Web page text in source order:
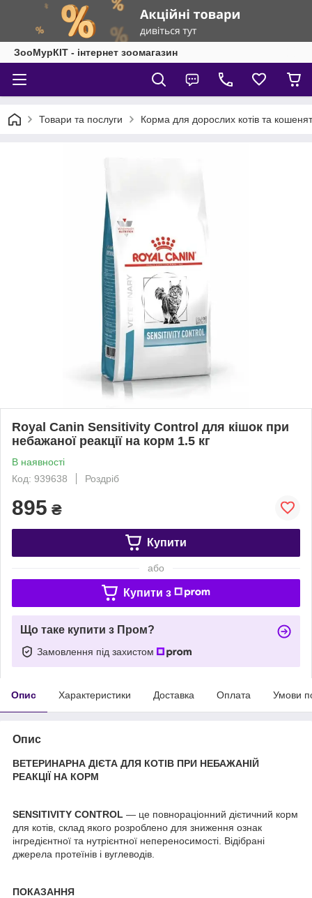
ЗооМурКІТ - інтернет зоомагазин
Товари та послуги Корма для дорослих котів та кошенят
Royal Canin Sensitivity Control для кішок при
небажаної реакції на корм 1.5 кг
В наявності
Код: 939638
Роздріб
895 ₴
Купити
або
Купити з
Що таке купити з Пром?
Замовлення під захистом
Опис Характеристики Доставка Оплата Умови
Опис
ВЕТЕРИНАРНА ДІЄТА ДЛЯ КОТІВ ПРИ НЕБАЖАНІЙ
РЕАКЦІЇ НА КОРМ
SENSITIVITY CONTROL — це повнораціонний дієтичний корм
для котів, склад якого розроблено для зниження ознак
інгредієнтної та нутрієнтної непереносимості. Відібрані
джерела протеїнів і вуглеводів.
ПОКАЗАННЯ